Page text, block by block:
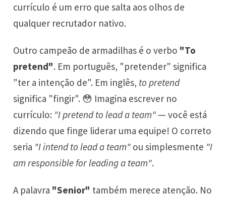
currículo é um erro que salta aos olhos de
qualquer recrutador nativo.
Outro campeão de armadilhas é o verbo "To
pretend". Em português, "pretender" significa
"ter a intenção de". Em inglês, to pretend
significa "fingir". 😳 Imagina escrever no
currículo: "I pretend to lead a team" — você está
dizendo que finge liderar uma equipe! O correto
seria "I intend to lead a team" ou simplesmente "I
am responsible for leading a team".
A palavra "Senior" também merece atenção. No